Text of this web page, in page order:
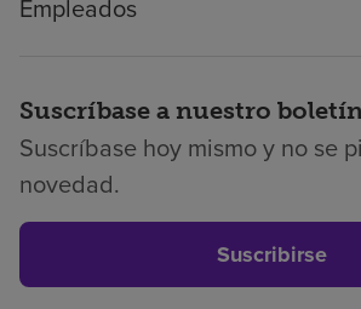
Empleados
Suscríbase a nuestro
Suscríbase hoy mismo y no se
novedad.
Suscribirse